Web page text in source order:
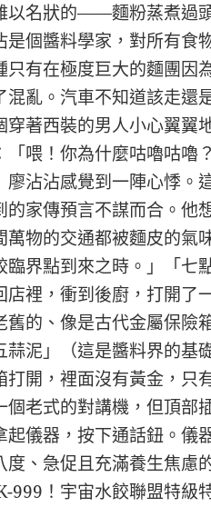
以名狀的——麵粉蒸煮過
個醬料學家，對所有食
只有在極度巨大的麵團因
混亂。汽車不知道該走還
穿著西裝的男人小心翼翼
「喂！你為什麼咕嚕咕嚕
廖沾沾感覺到一陣心悸。
的家傳預言不謀而合。他
萬物的交通都被麵皮的氣
臨界點到來之時。」「七
店裡，衝到後廚，打開了
的、像是古代金屬保險
蒜泥」（這是醬料界的
打開，裡面沒有黃金，只
個老式的對講機，但頂部
起儀器，按下通話鈕。
度、急促且充滿養生焦慮
999！宇宙水餃聯盟特級